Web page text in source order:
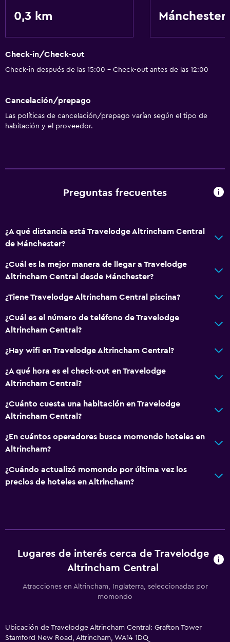
0,3 km Mánchester
Check-in/Check-out
Check-in después de las 15:00 - Check-out antes de las 12:00
Cancelación/prepago
Las políticas de cancelación/prepago varían según el tipo de
habitación y el proveedor.
Preguntas frecuentes
¿A qué distancia está Travelodge Altrincham Central
de Mánchester?
¿Cuál es la mejor manera de llegar a Travelodge
Altrincham Central desde Mánchester?
¿Tiene Travelodge Altrincham Central piscina?
¿Cuál es el número de teléfono de Travelodge
Altrincham Central?
¿Hay wifi en Travelodge Altrincham Central?
¿A qué hora es el check-out en Travelodge
Altrincham Central?
¿Cuánto cuesta una habitación en Travelodge
Altrincham Central?
¿En cuántos operadores busca momondo hoteles en
Altrincham?
¿Cuándo actualizó momondo por última vez los
precios de hoteles en Altrincham?
Lugares de interés cerca de Travelodge
Altrincham Central
Atracciones en Altrincham, Inglaterra, seleccionadas por
momondo
Ubicación de Travelodge Altrincham Central: Grafton Tower
Stamford New Road, Altrincham, WA14 1DQ